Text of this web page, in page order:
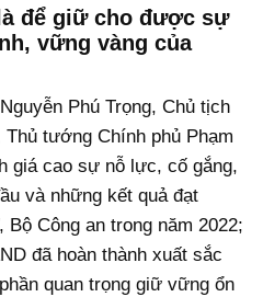
để giữ cho được sự
vững vàng của
Phú Trọng, Chủ tịch
tướng Chính phủ Phạm
giá cao sự nỗ lực, cố gắng,
và những kết quả đạt
Công an trong năm 2022;
đã hoàn thành xuất sắc
quan trọng giữ vững ổn